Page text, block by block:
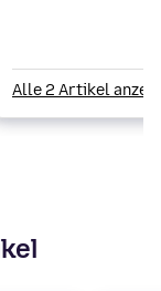
Alle 2 Artikel